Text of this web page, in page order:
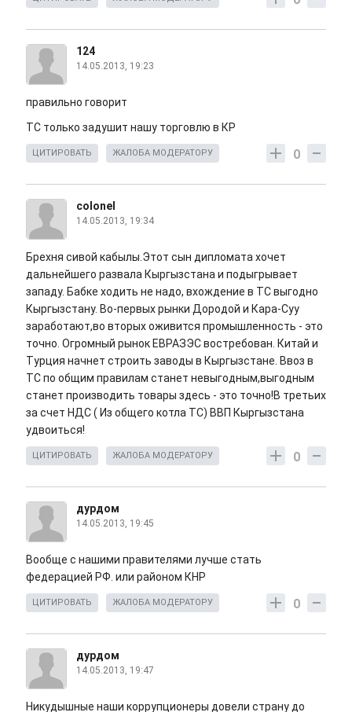
124
14.05.2013, 19:23
правильно говорит
ТС только задушит нашу торговлю в КР
0
ЦИТИРОВАТЬ ЖАЛОБА МОДЕРАТОРУ
colonel
14.05.2013, 19:34
Брехня сивой кабылы.Этот сын дипломата хочет
дальнейшего развала Кыргызстана и подыгрывает
западу. Бабке ходить не надо, вхождение в ТС выгодно
Кыргызстану. Во-первых рынки Дородой и Кара-Суу
заработают,во вторых оживится промышленность - это
точно. Огромный рынок ЕВРАЗЭС востребован. Китай и
Турция начнет строить заводы в Кыргызстане. Ввоз в
ТС по общим правилам станет невыгодным,выгодным
станет производить товары здесь - это точно!В третьих
за счет НДС ( Из общего котла ТС) ВВП Кыргызстана
удвоиться!
0
ЦИТИРОВАТЬ ЖАЛОБА МОДЕРАТОРУ
дурдом
14.05.2013, 19:45
Вообще с нашими правителями лучше стать
федерацией РФ. или районом КНР
0
ЦИТИРОВАТЬ ЖАЛОБА МОДЕРАТОРУ
дурдом
14.05.2013, 19:47
Никудышные наши коррупционеры довели страну до